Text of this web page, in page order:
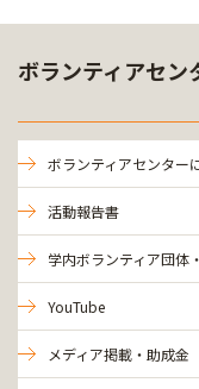
ボランティアセン
ボランティアセンター
活動報告書
学内ボランティア団体
YouTube
メディア掲載・助成金